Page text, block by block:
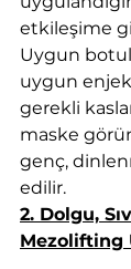
etkileşime
Uygun
uygun
gerekli
maske
genç,
edilir.
2. Dolgu,
Mezolifting